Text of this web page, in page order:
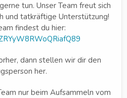
tun. Unser Team freut sich
und tatkräftige Unterstützung!
findest du hier:
dann stellen wir dir den
her.
nur beim Aufsammeln vom